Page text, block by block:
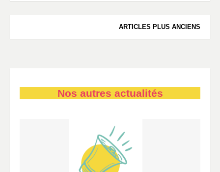
des
ARTICLES PLUS ANCIENS
Nos autres actualités